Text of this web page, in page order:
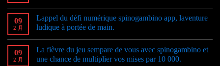
09
2 月
Lappel du défi numérique spinogambino app, laventure
ludique à portée de main.
09
2 月
La fièvre du jeu sempare de vous avec spinogambino et
une chance de multiplier vos mises par 10 000.